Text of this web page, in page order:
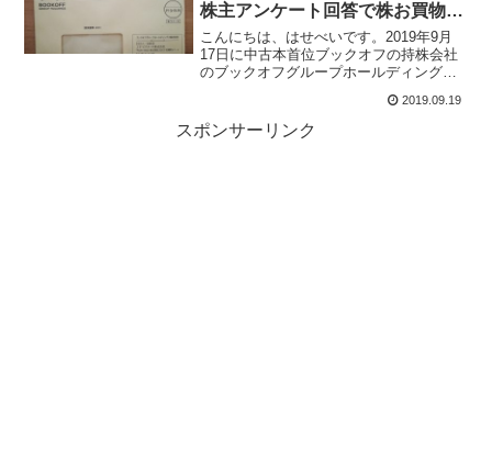
株主アンケート回答で株お買物券
300円分が到着！
こんにちは、はせべいです。2019年9月
17日に中古本首位ブックオフの持株会社
のブックオフグループホールディングス
た。ブックオフのお買物券300円分は株主
優待ではなく、株主アンケートに回答す
ることで...
2019.09.19
スポンサーリンク